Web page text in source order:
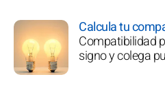
Calcula tu
Compatibilidad
signo y colega